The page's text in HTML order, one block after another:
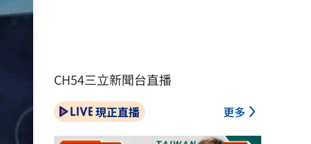
CH54三立新聞台直播
現正直播 更多